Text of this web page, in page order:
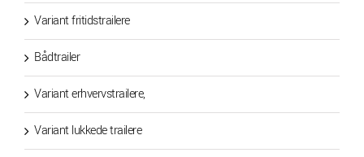
Variant fritidstrailere
Bådtrailer
Variant erhvervstrailere,
Variant lukkede trailere